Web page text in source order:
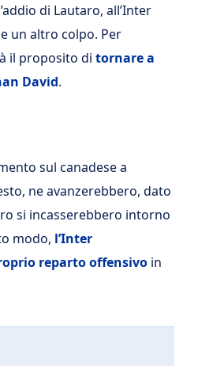
di Lautaro, all’Inter
un altro colpo. Per
il proposito di tornare a
David.
sul canadese a
ne avanzerebbero, dato
si incasserebbero intorno
modo, l’Inter
reparto offensivo in